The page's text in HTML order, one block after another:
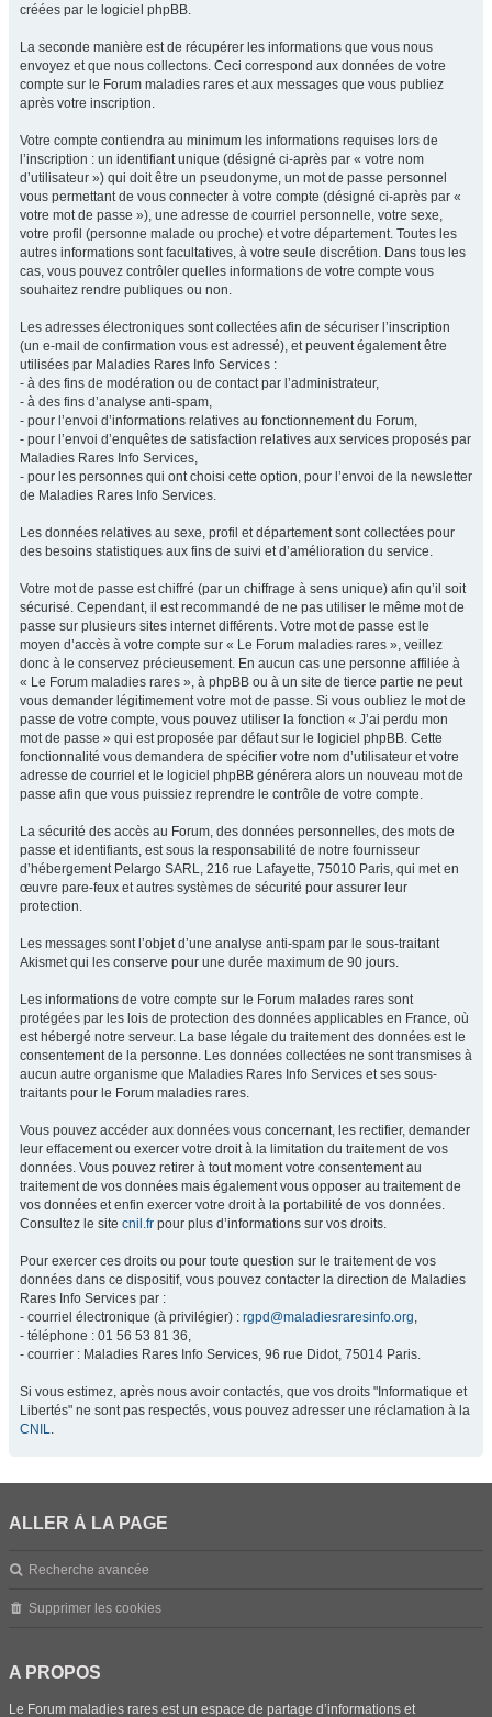
créées par le logiciel phpBB.
La seconde manière est de récupérer les informations que vous nous
envoyez et que nous collectons. Ceci correspond aux données de votre
compte sur le Forum maladies rares et aux messages que vous publiez
après votre inscription.
Votre compte contiendra au minimum les informations requises lors de
l’inscription : un identifiant unique (désigné ci-après par « votre nom
d’utilisateur ») qui doit être un pseudonyme, un mot de passe personnel
vous permettant de vous connecter à votre compte (désigné ci-après par «
votre mot de passe »), une adresse de courriel personnelle, votre sexe,
votre profil (personne malade ou proche) et votre département. Toutes les
autres informations sont facultatives, à votre seule discrétion. Dans tous les
cas, vous pouvez contrôler quelles informations de votre compte vous
souhaitez rendre publiques ou non.
Les adresses électroniques sont collectées afin de sécuriser l’inscription
(un e-mail de confirmation vous est adressé), et peuvent également être
utilisées par Maladies Rares Info Services :
- à des fins de modération ou de contact par l’administrateur,
- à des fins d’analyse anti-spam,
- pour l’envoi d’informations relatives au fonctionnement du Forum,
- pour l’envoi d’enquêtes de satisfaction relatives aux services proposés par
Maladies Rares Info Services,
- pour les personnes qui ont choisi cette option, pour l’envoi de la newsletter
de Maladies Rares Info Services.
Les données relatives au sexe, profil et département sont collectées pour
des besoins statistiques aux fins de suivi et d’amélioration du service.
Votre mot de passe est chiffré (par un chiffrage à sens unique) afin qu’il soit
sécurisé. Cependant, il est recommandé de ne pas utiliser le même mot de
passe sur plusieurs sites internet différents. Votre mot de passe est le
moyen d’accès à votre compte sur « Le Forum maladies rares », veillez
donc à le conservez précieusement. En aucun cas une personne affiliée à
« Le Forum maladies rares », à phpBB ou à un site de tierce partie ne peut
vous demander légitimement votre mot de passe. Si vous oubliez le mot de
passe de votre compte, vous pouvez utiliser la fonction « J’ai perdu mon
mot de passe » qui est proposée par défaut sur le logiciel phpBB. Cette
fonctionnalité vous demandera de spécifier votre nom d’utilisateur et votre
adresse de courriel et le logiciel phpBB générera alors un nouveau mot de
passe afin que vous puissiez reprendre le contrôle de votre compte.
La sécurité des accès au Forum, des données personnelles, des mots de
passe et identifiants, est sous la responsabilité de notre fournisseur
d’hébergement Pelargo SARL, 216 rue Lafayette, 75010 Paris, qui met en
œuvre pare-feux et autres systèmes de sécurité pour assurer leur
protection.
Les messages sont l’objet d’une analyse anti-spam par le sous-traitant
Akismet qui les conserve pour une durée maximum de 90 jours.
Les informations de votre compte sur le Forum malades rares sont
protégées par les lois de protection des données applicables en France, où
est hébergé notre serveur. La base légale du traitement des données est le
consentement de la personne. Les données collectées ne sont transmises à
aucun autre organisme que Maladies Rares Info Services et ses sous-
traitants pour le Forum maladies rares.
Vous pouvez accéder aux données vous concernant, les rectifier, demander
leur effacement ou exercer votre droit à la limitation du traitement de vos
données. Vous pouvez retirer à tout moment votre consentement au
traitement de vos données mais également vous opposer au traitement de
vos données et enfin exercer votre droit à la portabilité de vos données.
Consultez le site cnil.fr pour plus d’informations sur vos droits.
Pour exercer ces droits ou pour toute question sur le traitement de vos
données dans ce dispositif, vous pouvez contacter la direction de Maladies
Rares Info Services par :
- courriel électronique (à privilégier) : rgpd@maladiesraresinfo.org,
- téléphone : 01 56 53 81 36,
- courrier : Maladies Rares Info Services, 96 rue Didot, 75014 Paris.
Si vous estimez, après nous avoir contactés, que vos droits "Informatique et
Libertés" ne sont pas respectés, vous pouvez adresser une réclamation à la
CNIL.
ALLER À LA PAGE
Recherche avancée
Supprimer les cookies
A PROPOS
Le Forum maladies rares est un espace de partage d’informations et